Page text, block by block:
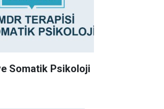
Somatik Psikoloji